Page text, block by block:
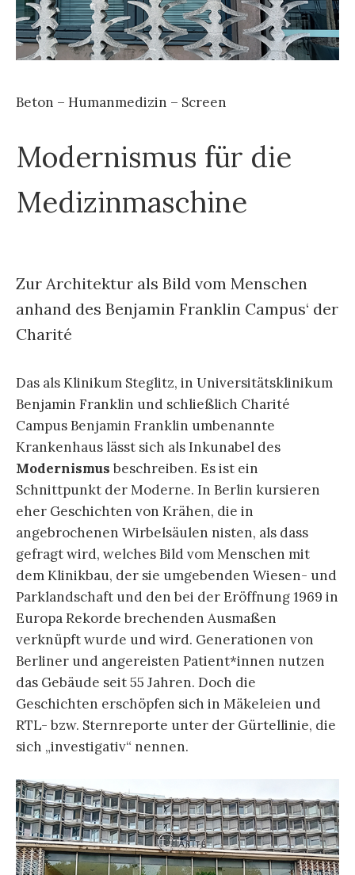
Beton – Humanmedizin – Screen
Modernismus für die
Medizinmaschine
Zur Architektur als Bild vom Menschen
anhand des Benjamin Franklin Campus‘ der
Charité
Das als Klinikum Steglitz, in Universitätsklinikum
Benjamin Franklin und schließlich Charité
Campus Benjamin Franklin umbenannte
Krankenhaus lässt sich als Inkunabel des
Modernismus beschreiben. Es ist ein
Schnittpunkt der Moderne. In Berlin kursieren
eher Geschichten von Krähen, die in
angebrochenen Wirbelsäulen nisten, als dass
gefragt wird, welches Bild vom Menschen mit
dem Klinikbau, der sie umgebenden Wiesen- und
Parklandschaft und den bei der Eröffnung 1969 in
Europa Rekorde brechenden Ausmaßen
verknüpft wurde und wird. Generationen von
Berliner und angereisten Patient*innen nutzen
das Gebäude seit 55 Jahren. Doch die
Geschichten erschöpfen sich in Mäkeleien und
RTL- bzw. Sternreporte unter der Gürtellinie, die
sich „investigativ“ nennen.